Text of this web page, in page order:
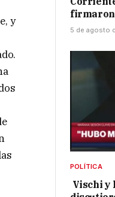
y
firmaron
5 de agosto
POLÍTICA
Vischi y